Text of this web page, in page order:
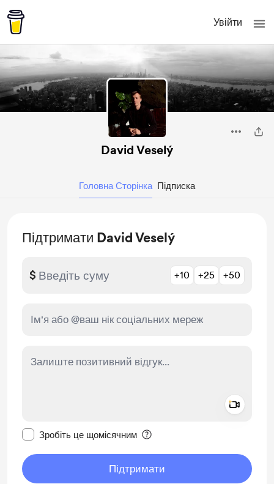
Увійти
David Veselý
Головна Сторінка Підписка
Підтримати David Veselý
$ +10 +25 +50
Зробіть це щомісячним
Підтримати